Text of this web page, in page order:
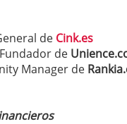
de Cink.es
de
Manager de